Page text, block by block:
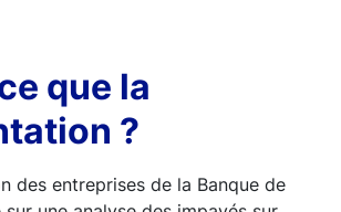
que la
?
des entreprises de la Banque de